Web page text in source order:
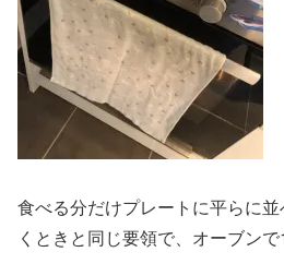
食べる分だけプレートに平らに
くときと同じ要領で、オーブンで